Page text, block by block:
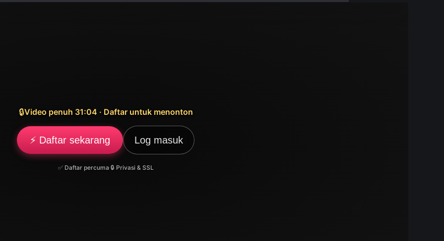
🔒Video penuh 31:04 · Daftar untuk menonton
⚡ Daftar sekarang Log masuk
✅ Daftar percuma·🔒 Privasi & SSL